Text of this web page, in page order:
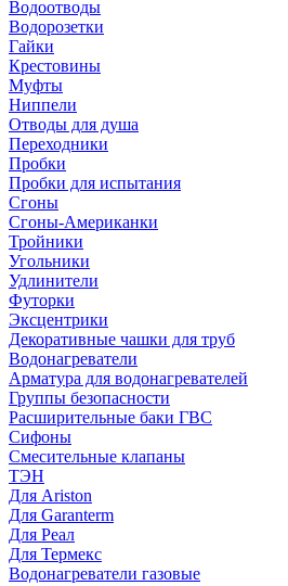
Водоотводы
Водорозетки
Гайки
Крестовины
Муфты
Ниппели
Отводы для душа
Переходники
Пробки
Пробки для испытания
Сгоны
Сгоны-Американки
Тройники
Угольники
Удлинители
Футорки
Эксцентрики
Декоративные чашки для труб
Водонагреватели
Арматура для водонагревателей
Группы безопасности
Расширительные баки ГВС
Сифоны
Смесительные клапаны
ТЭН
Для Ariston
Для Garanterm
Для Реал
Для Термекс
Водонагреватели газовые